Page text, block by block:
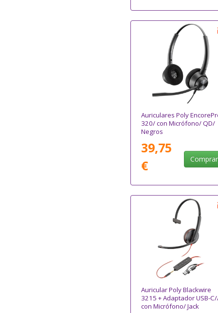
Auriculares Poly
320/ con Micrófono/ QD/
Negros
39,75
€
Comprar
Auricular Poly Blackwire
3215 + Adaptador USB-
con Micrófono/ Jack